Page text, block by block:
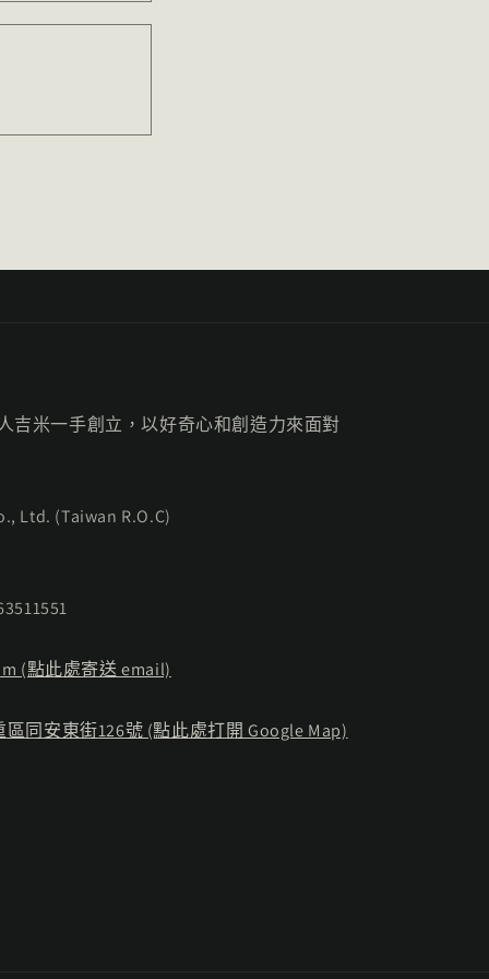
吉米一手創立，以好奇心和創造力來面對
Ltd. (Taiwan R.O.C)
(點此處寄送 email)
同安東街126號 (點此處打開 Google Map)